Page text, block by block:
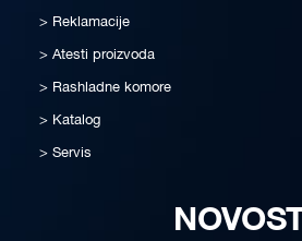
Reklamacije
Atesti proizvoda
Rashladne komore
Katalog
Servis
NOVOSTI